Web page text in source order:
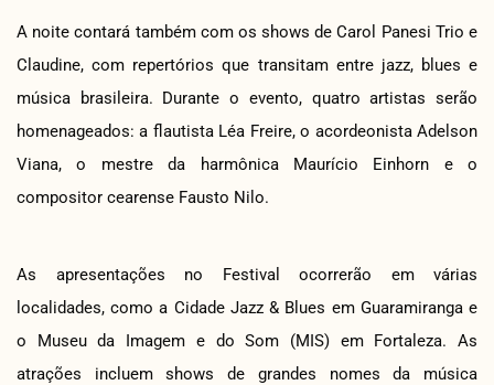
A noite contará também com os shows de Carol Panesi Trio e
Claudine, com repertórios que transitam entre jazz, blues e
música brasileira. Durante o evento, quatro artistas serão
homenageados: a flautista Léa Freire, o acordeonista Adelson
Viana, o mestre da harmônica Maurício Einhorn e o
compositor cearense Fausto Nilo.
As apresentações no Festival ocorrerão em várias
localidades, como a Cidade Jazz & Blues em Guaramiranga e
o Museu da Imagem e do Som (MIS) em Fortaleza. As
atrações incluem shows de grandes nomes da música